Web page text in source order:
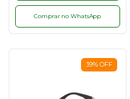
Comprar no WhatsApp
39% OFF